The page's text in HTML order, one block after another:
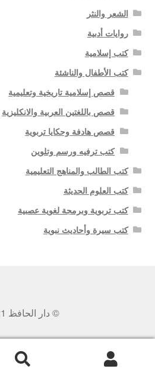
الشعر والنثر
روايات أدبية
كتب إسلامية
كتب الأطفال والناشئة
قصص إسلامية تاريخية وتعليمية
قصص باللغتين العربية والانكليزية
قصص هادفة وحكايا تربوية
كتب ترفيه ورسم وتلوين
كتب الطالب والمناهج التعليمية
كتب العلوم الحديثة
كتب تربوية وبرمجة لغوية عصبية
كتب سيرة وأحاديث نبوية
© دار الحافظ 2021